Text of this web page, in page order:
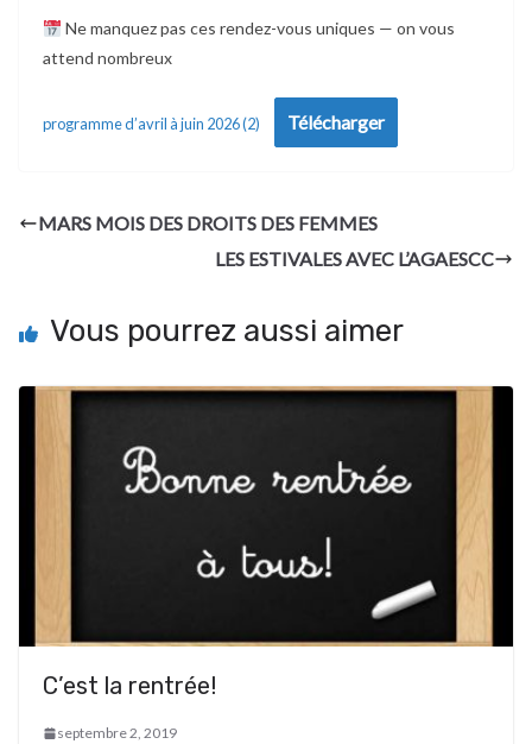
Ne manquez pas ces rendez-vous uniques — on vous
attend nombreux
programme d’avril à juin 2026 (2) Télécharger
MARS MOIS DES DROITS DES FEMMES
LES ESTIVALES AVEC L’AGAESCC
Vous pourrez aussi aimer
C’est la rentrée!
septembre 2, 2019